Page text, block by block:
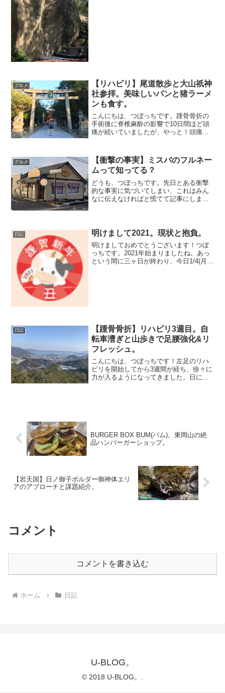
グルメ
【リハビリ】尾道散歩と大山祇神
社参拝。美味しいパンと猪ラーメ
ンも食す。
こんにちは、つぼっちです。踵骨骨折の
手術後に脊椎麻酔の影響で10日間ほど頭
痛が続いていましたが、やっと！頭痛が
だった…普通に動けるって幸せですね。
せっかく動けるように...
グルメ
【衝撃の事実】ミスバのフルネー
ムって知ってる？
どうも、つぼっちです。先日とある衝撃
的な事実に気づいてしまい、これはみん
なに伝えなければと慌てて記事にしまし
すが、最近ある事に気づい...
日記 明けまして2021。現状と抱負。
明けましておめでとうございます！つぼ
っちです。2021年始まりましたね。あっ
という間に三ヶ日が終わり、今日1/4(月)
日記
【踵骨骨折】リハビリ3週目。自
転車漕ぎと山歩きで足腰強化&リ
フレッシュ。
こんにちは、つぼっちです！左足のリハ
ビリを開始してから3週間が経ち、徐々に
力が入るようになってきました。日に日
BURGER BOX BUM(バム)。東岡山の絶
品ハンバーガーショップ。
【岩天国】日ノ御子ボルダー御神体エリ
アのアプローチと課題紹介。
コメント
コメントを書き込む
ホーム 日記
U-BLOG。
© 2018 U-BLOG。.